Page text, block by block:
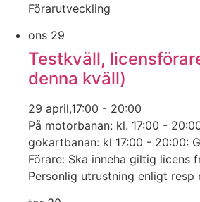
Förarutveckling
ons 29
Testkväll,
denna kväll)
29 april,17:00 - 20:00
På motorbanan: kl. 17:00 -
gokartbanan: kl 17:00 - 20:00:
Förare: Ska inneha giltig licens
Personlig utrustning enligt